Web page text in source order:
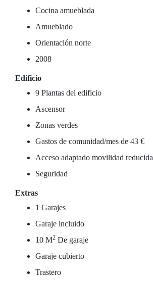
Cocina amueblada
Amueblado
Orientación norte
2008
Edificio
9 Plantas del edificio
Ascensor
Zonas verdes
Gastos de comunidad/mes de 43 €
Acceso adaptado movilidad reducida
Seguridad
Extras
1 Garajes
Garaje incluido
10 M2 De garaje
Garaje cubierto
Trastero